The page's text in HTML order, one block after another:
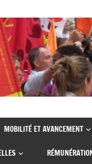
MOBILITÉ ET AVANCEMENT